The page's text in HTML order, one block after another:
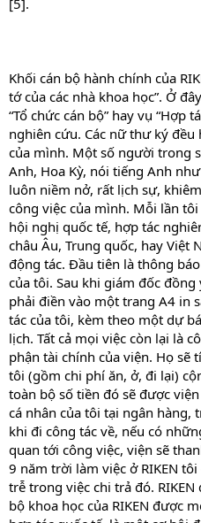
[5].
Khối cán bộ hành chính của
tớ của các nhà khoa học”. Ở
“Tổ chức cán bộ” hay vụ “Hợp
nghiên cứu. Các nữ thư ký
của mình. Một số người trong
Anh, Hoa Kỳ, nói tiếng Anh
luôn niềm nở, rất lịch sự,
công việc của mình. Mỗi lần
hội nghị quốc tế, hợp tác
châu Âu, Trung quốc, hay Việt
động tác. Đầu tiên là thông
của tôi. Sau khi giám đốc
phải điền vào một trang A4 in
tác của tôi, kèm theo một dự
lịch. Tất cả mọi việc còn lại là
phận tài chính của viện. Họ sẽ
tôi (gồm chi phí ăn, ở, đi lại)
toàn bộ số tiền đó sẽ được
cá nhân của tôi tại ngân hàng,
khi đi công tác về, nếu có
quan tới công việc, viện sẽ
9 năm trời làm việc ở RIKEN
trễ trong việc chi trả đó.
bộ khoa học của RIKEN được